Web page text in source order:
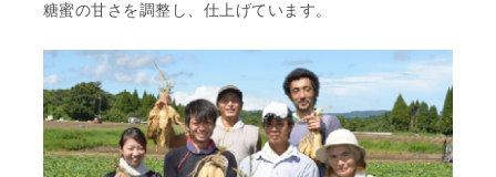
糖蜜の甘さを調整し、仕上げています。